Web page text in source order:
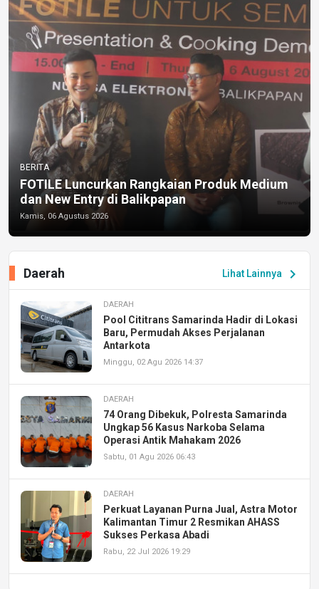
BERITA
FOTILE Luncurkan Rangkaian Produk Medium
dan New Entry di Balikpapan
Kamis, 06 Agustus 2026
Lihat Lainnya chevron_right
Daerah
DAERAH
Pool Cititrans Samarinda Hadir di Lokasi
Baru, Permudah Akses Perjalanan
Antarkota
Minggu, 02 Agu 2026 14:37
DAERAH
74 Orang Dibekuk, Polresta Samarinda
Ungkap 56 Kasus Narkoba Selama
Operasi Antik Mahakam 2026
Sabtu, 01 Agu 2026 06:43
DAERAH
Perkuat Layanan Purna Jual, Astra Motor
Kalimantan Timur 2 Resmikan AHASS
Sukses Perkasa Abadi
Rabu, 22 Jul 2026 19:29